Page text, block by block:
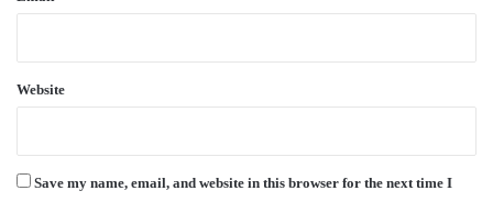
Website
Save my name, email, and website in this browser for the next time I